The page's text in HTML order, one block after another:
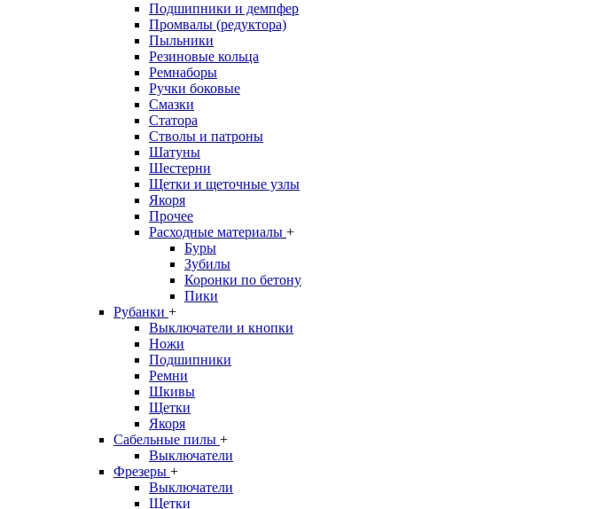
Подшипники и демпфер
Промвалы (редуктора)
Пыльники
Резиновые кольца
Ремнаборы
Ручки боковые
Смазки
Статора
Стволы и патроны
Шатуны
Шестерни
Щетки и щеточные узлы
Якоря
Прочее
Расходные материалы +
Буры
Зубилы
Коронки по бетону
Пики
Рубанки +
Выключатели и кнопки
Ножи
Подшипники
Ремни
Шкивы
Щетки
Якоря
Сабельные пилы +
Выключатели
Фрезеры +
Выключатели
Щетки